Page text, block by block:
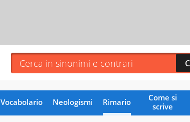
Vocabolario Neologismi Rimario
Come si
scrive